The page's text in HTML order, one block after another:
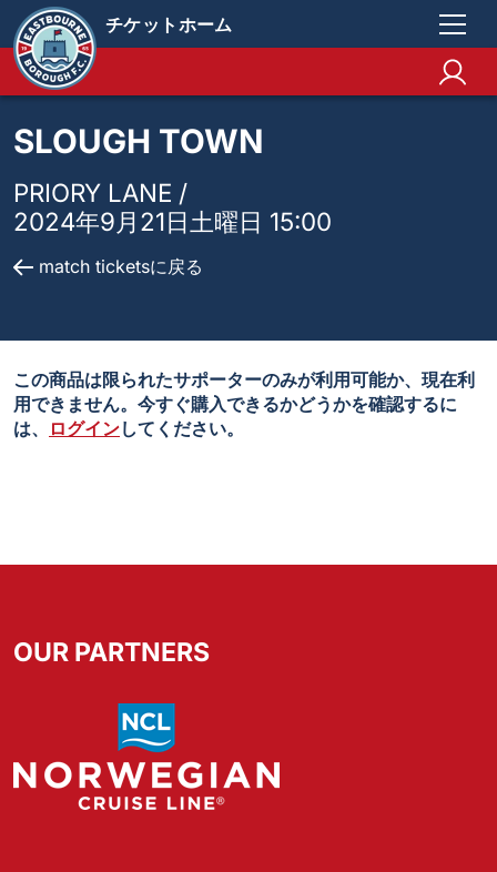
チケットホーム
SLOUGH TOWN
PRIORY LANE /
2024年9月21日土曜日 15:00
match ticketsに戻る
この商品は限られたサポーターのみが利用可能か、現在利
用できません。今すぐ購入できるかどうかを確認するに
は、
ログインしてください。
OUR PARTNERS